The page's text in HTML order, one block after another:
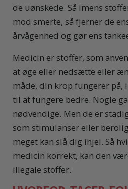
de uønskede. Så imens
mod smerte, så fjerner de
årvågenhed og gør ens
Medicin er stoffer, som
at øge eller nedsætte eller
måde, din krop fungerer på,
til at fungere bedre. Nogle
nødvendige. Men de er
som stimulanser eller
meget kan slå dig ihjel. Så
medicin korrekt, kan den
illegale stoffer.